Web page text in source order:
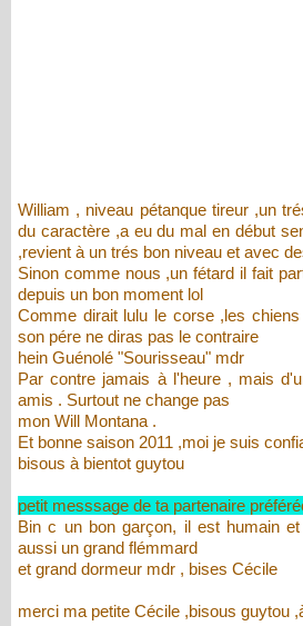
William , niveau pétanque tireur ,un trés beau palmarés jeune ,
du caractère ,a eu du mal en début
,revient à un trés bon niveau et avec
Sinon comme nous ,un fétard il fait
depuis un bon moment lol
Comme dirait lulu le corse ,les
son pére ne diras pas le contraire
hein Guénolé "Sourisseau" mdr
Par contre jamais à l'heure , mais
amis . Surtout ne change pas
mon Will Montana .
Et bonne saison 2011 ,moi je suis
bisous à bientot guytou
petit messsage de ta partenaire
Bin c un bon garçon, il est humain
aussi un grand flémmard
et grand dormeur mdr , bises Cécile
merci ma petite Cécile ,bisous guytou